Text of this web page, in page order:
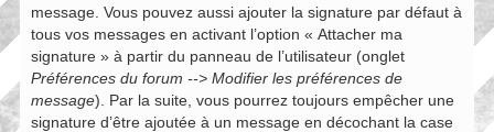
message. Vous pouvez aussi ajouter la signature par défaut à
tous vos messages en activant l’option « Attacher ma
signature » à partir du panneau de l’utilisateur (onglet
Préférences du forum --> Modifier les préférences de
message). Par la suite, vous pourrez toujours empêcher une
signature d’être ajoutée à un message en décochant la case